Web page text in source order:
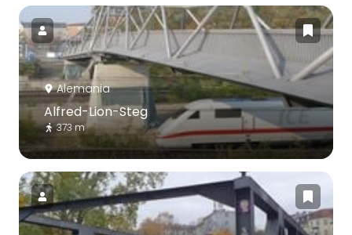
Alemania
Alfred-Lion-Steg
373 m